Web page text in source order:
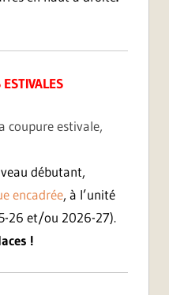
coupure estivale,
débutant,
encadrée, à l’unité
26 et/ou 2026-27).
!